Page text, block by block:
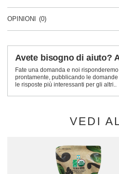
OPINIONI (0)
Avete bisogno di aiuto?
Fate una domanda e noi risponderemo
prontamente, pubblicando le domande
le risposte più interessanti per gli altri..
VEDI